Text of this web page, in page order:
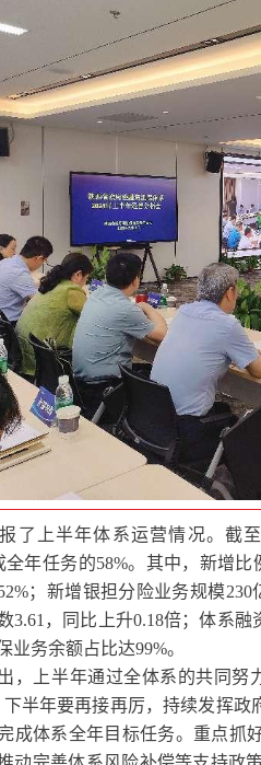
了上半年体系运营情况。截
全年任务的58%。其中，新增
；新增银担分险业务规模
3.61，同比上升0.18倍；体系
业务余额占比达99%。
，上半年通过全体系的共同努
下半年要再接再厉，持续发挥
成体系全年目标任务。重点抓